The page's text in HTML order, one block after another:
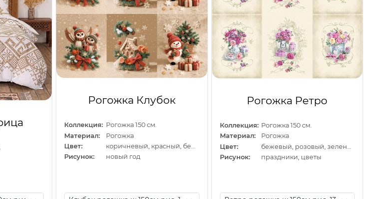
Рогожка Клубок
Коллекция: Рогожка 150 см.
Материал:
Рогожка
Цвет:
коричневый, красный, бежевый
Рисунок:
новый год
Рогожка Ретро
Коллекция: Рогожка 150 см.
Материал:
Рогожка
Цвет:
Рисунок:
праздники, цветы